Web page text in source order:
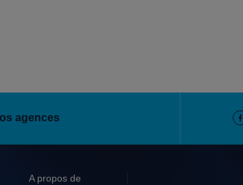
agences
A propos de